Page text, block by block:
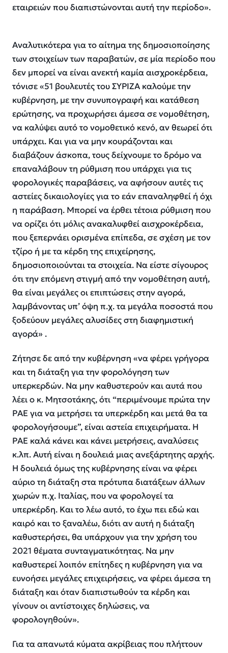
εταιρειών που διαπιστώνονται αυτή την περίοδο».
Αναλυτικότερα για το αίτημα της δημοσιοποίησης
των στοιχείων των παραβατών, σε μία περίοδο που
δεν μπορεί να είναι ανεκτή καμία αισχροκέρδεια,
τόνισε «51 βουλευτές του ΣΥΡΙΖΑ καλούμε την
κυβέρνηση, με την συνυπογραφή και κατάθεση
ερώτησης, να προχωρήσει άμεσα σε νομοθέτηση,
να καλύψει αυτό το νομοθετικό κενό, αν θεωρεί ότι
υπάρχει. Και για να μην κουράζονται και
διαβάζουν άσκοπα, τους δείχνουμε το δρόμο να
επαναλάβουν τη ρύθμιση που υπάρχει για τις
φορολογικές παραβάσεις, να αφήσουν αυτές τις
αστείες δικαιολογίες για το εάν επαναληφθεί ή όχι
η παράβαση. Μπορεί να έρθει τέτοια ρύθμιση που
να ορίζει ότι μόλις ανακαλυφθεί αισχροκέρδεια,
που ξεπερνάει ορισμένα επίπεδα, σε σχέση με τον
τζίρο ή με τα κέρδη της επιχείρησης,
δημοσιοποιούνται τα στοιχεία. Να είστε σίγουρος
ότι την επόμενη στιγμή από την νομοθέτηση αυτή,
θα είναι μεγάλες οι επιπτώσεις στην αγορά,
λαμβάνοντας υπ’ όψη π.χ. τα μεγάλα ποσοστά που
ξοδεύουν μεγάλες αλυσίδες στη διαφημιστική
αγορά» .
Ζήτησε δε από την κυβέρνηση «να φέρει γρήγορα
και τη διάταξη για την φορολόγηση των
υπερκερδών. Να μην καθυστερούν και αυτά που
λέει ο κ. Μητσοτάκης, ότι “περιμένουμε πρώτα την
ΡΑΕ για να μετρήσει τα υπερκέρδη και μετά θα τα
φορολογήσουμε”, είναι αστεία επιχειρήματα. Η
ΡΑΕ καλά κάνει και κάνει μετρήσεις, αναλύσεις
κ.λπ. Αυτή είναι η δουλειά μιας ανεξάρτητης αρχής.
Η δουλειά όμως της κυβέρνησης είναι να φέρει
αύριο τη διάταξη στα πρότυπα διατάξεων άλλων
χωρών π.χ. Ιταλίας, που να φορολογεί τα
υπερκέρδη. Και το λέω αυτό, το έχω πει εδώ και
καιρό και το ξαναλέω, διότι αν αυτή η διάταξη
καθυστερήσει, θα υπάρχουν για την χρήση του
2021 θέματα συνταγματικότητας. Να μην
καθυστερεί λοιπόν επίτηδες η κυβέρνηση για να
ευνοήσει μεγάλες επιχειρήσεις, να φέρει άμεσα τη
διάταξη και όταν διαπιστωθούν τα κέρδη και
γίνουν οι αντίστοιχες δηλώσεις, να
φορολογηθούν».
Για τα απανωτά κύματα ακρίβειας που πλήττουν